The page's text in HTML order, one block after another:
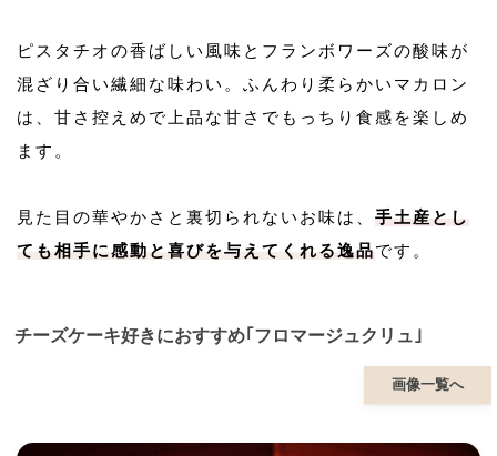
ピスタチオの香ばしい風味とフランボワーズの酸味が
混ざり合い繊細な味わい。ふんわり柔らかいマカロン
は、甘さ控えめで上品な甘さでもっちり食感を楽しめ
ます。
見た目の華やかさと裏切られないお味は、 手土産とし
ても相手に感動と喜びを与えてくれる逸品です。
チーズケーキ好きにおすすめ｢フロマージュクリュ｣
画像一覧へ